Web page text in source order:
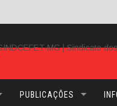
PUBLICAÇÕES